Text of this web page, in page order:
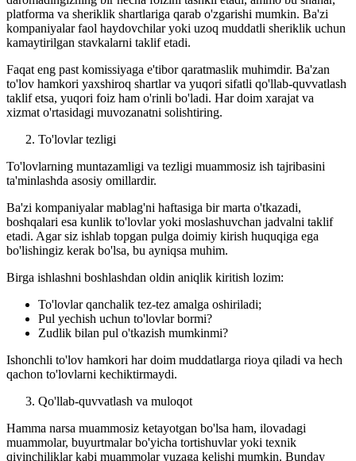
platforma va sheriklik shartlariga qarab o'zgarishi mumkin. Ba'zi
kompaniyalar faol haydovchilar yoki uzoq muddatli sheriklik uchun
kamaytirilgan stavkalarni taklif etadi.
Faqat eng past komissiyaga e'tibor qaratmaslik muhimdir. Ba'zan
to'lov hamkori yaxshiroq shartlar va yuqori sifatli qo'llab-quvvatlash
taklif etsa, yuqori foiz ham o'rinli bo'ladi. Har doim xarajat va
xizmat o'rtasidagi muvozanatni solishtiring.
To'lovlar tezligi
To'lovlarning muntazamligi va tezligi muammosiz ish tajribasini
ta'minlashda asosiy omillardir.
Ba'zi kompaniyalar mablag'ni haftasiga bir marta o'tkazadi,
boshqalari esa kunlik to'lovlar yoki moslashuvchan jadvalni taklif
etadi. Agar siz ishlab topgan pulga doimiy kirish huquqiga ega
bo'lishingiz kerak bo'lsa, bu ayniqsa muhim.
Birga ishlashni boshlashdan oldin aniqlik kiritish lozim:
To'lovlar qanchalik tez-tez amalga oshiriladi;
Pul yechish uchun to'lovlar bormi?
Zudlik bilan pul o'tkazish mumkinmi?
Ishonchli to'lov hamkori har doim muddatlarga rioya qiladi va hech
qachon to'lovlarni kechiktirmaydi.
Qo'llab-quvvatlash va muloqot
Hamma narsa muammosiz ketayotgan bo'lsa ham, ilovadagi
muammolar, buyurtmalar bo'yicha tortishuvlar yoki texnik
qiyinchiliklar kabi muammolar yuzaga kelishi mumkin. Bunday